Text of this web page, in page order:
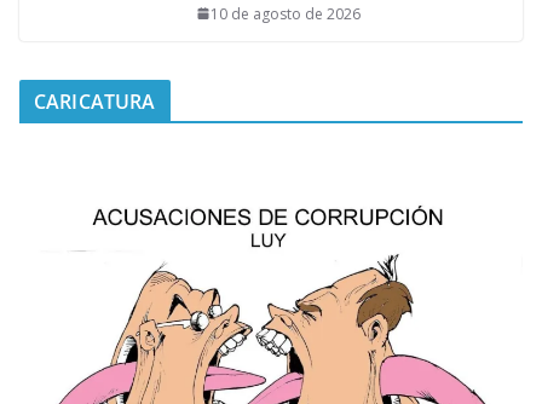
10 de agosto de 2026
CARICATURA